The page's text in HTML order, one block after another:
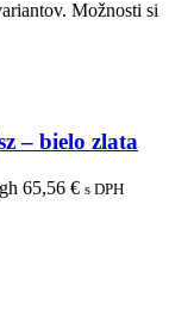
Možnosti si
– bielo zlata
65,56 € s DPH